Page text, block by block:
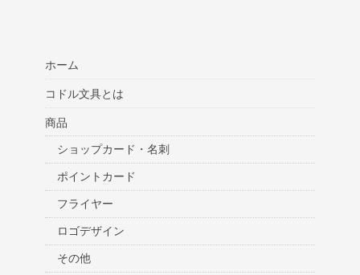
ホーム
コドル文具とは
商品
ショップカード・名刺
ポイントカード
フライヤー
ロゴデザイン
その他